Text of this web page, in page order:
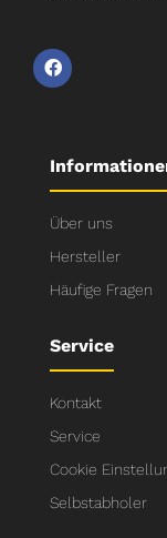
Über uns
Hersteller
Häufige Fragen
Service
Kontakt
Service
Cookie
Selbstabholer